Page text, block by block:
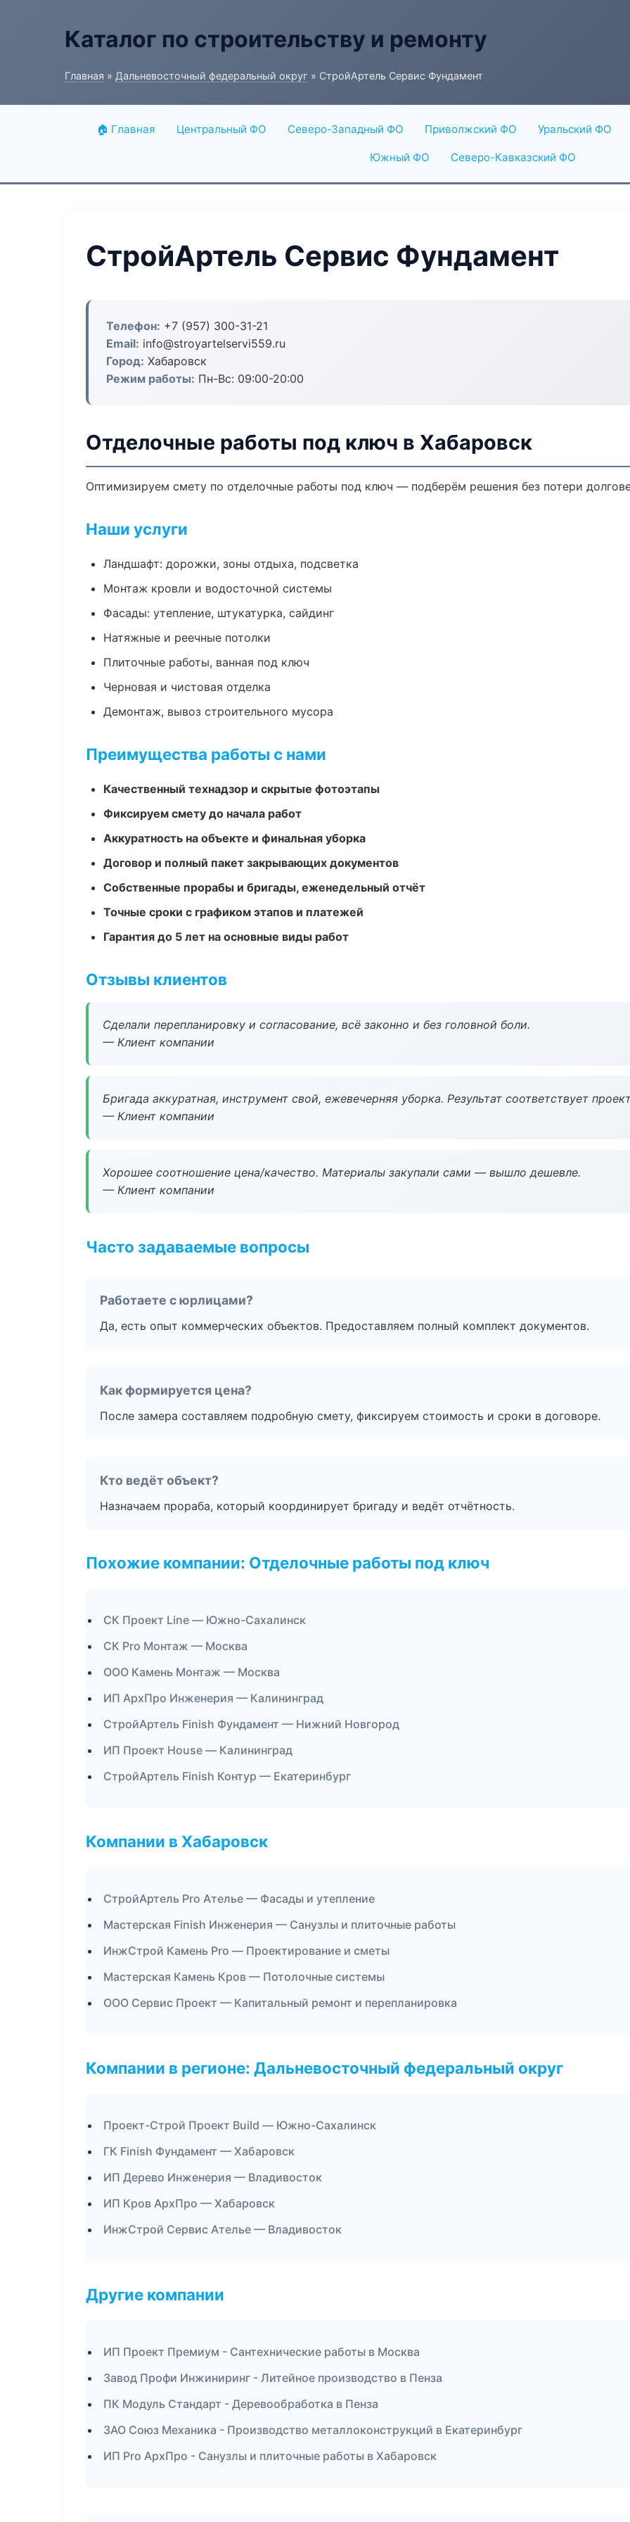
Каталог по строительству и ремонту
Главная » Дальневосточный федеральный округ » СтройАртель Сервис Фундамент
🏠 Главная Центральный ФО Северо-Западный ФО Приволжский ФО Уральский ФО
Южный ФО Северо-Кавказский ФО
СтройАртель Сервис Фундамент
Телефон: +7 (957) 300-31-21
Email: info@stroyartelservi559.ru
Город: Хабаровск
Режим работы: Пн-Вс: 09:00-20:00
Отделочные работы под ключ в Хабаровск
Оптимизируем смету по отделочные работы под ключ — подберём решения без потери
Наши услуги
Ландшафт: дорожки, зоны отдыха, подсветка
Монтаж кровли и водосточной системы
Фасады: утепление, штукатурка, сайдинг
Натяжные и реечные потолки
Плиточные работы, ванная под ключ
Черновая и чистовая отделка
Демонтаж, вывоз строительного мусора
Преимущества работы с нами
Качественный технадзор и скрытые фотоэтапы
Фиксируем смету до начала работ
Аккуратность на объекте и финальная уборка
Договор и полный пакет закрывающих документов
Собственные прорабы и бригады, еженедельный отчёт
Точные сроки с графиком этапов и платежей
Гарантия до 5 лет на основные виды работ
Отзывы клиентов
Сделали перепланировку и согласование, всё законно и без головной боли.
— Клиент компании
Бригада аккуратная, инструмент свой, ежевечерняя уборка. Результат соответствует
— Клиент компании
Хорошее соотношение цена/качество. Материалы закупали сами — вышло дешевле.
— Клиент компании
Часто задаваемые вопросы
Работаете с юрлицами?
Да, есть опыт коммерческих объектов. Предоставляем полный комплект документов.
Как формируется цена?
После замера составляем подробную смету, фиксируем стоимость и сроки в договоре.
Кто ведёт объект?
Назначаем прораба, который координирует бригаду и ведёт отчётность.
Похожие компании: Отделочные работы под ключ
СК Проект Line — Южно-Сахалинск
СК Pro Монтаж — Москва
ООО Камень Монтаж — Москва
ИП АрхПро Инженерия — Калининград
СтройАртель Finish Фундамент — Нижний Новгород
ИП Проект House — Калининград
СтройАртель Finish Контур — Екатеринбург
Компании в Хабаровск
СтройАртель Pro Ателье — Фасады и утепление
Мастерская Finish Инженерия — Санузлы и плиточные работы
ИнжСтрой Камень Pro — Проектирование и сметы
Мастерская Камень Кров — Потолочные системы
ООО Сервис Проект — Капитальный ремонт и перепланировка
Компании в регионе: Дальневосточный федеральный округ
Проект-Строй Проект Build — Южно-Сахалинск
ГК Finish Фундамент — Хабаровск
ИП Дерево Инженерия — Владивосток
ИП Кров АрхПро — Хабаровск
ИнжСтрой Сервис Ателье — Владивосток
Другие компании
ИП Проект Премиум - Сантехнические работы в Москва
Завод Профи Инжиниринг - Литейное производство в Пенза
ПК Модуль Стандарт - Деревообработка в Пенза
ЗАО Союз Механика - Производство металлоконструкций в Екатеринбург
ИП Pro АрхПро - Санузлы и плиточные работы в Хабаровск